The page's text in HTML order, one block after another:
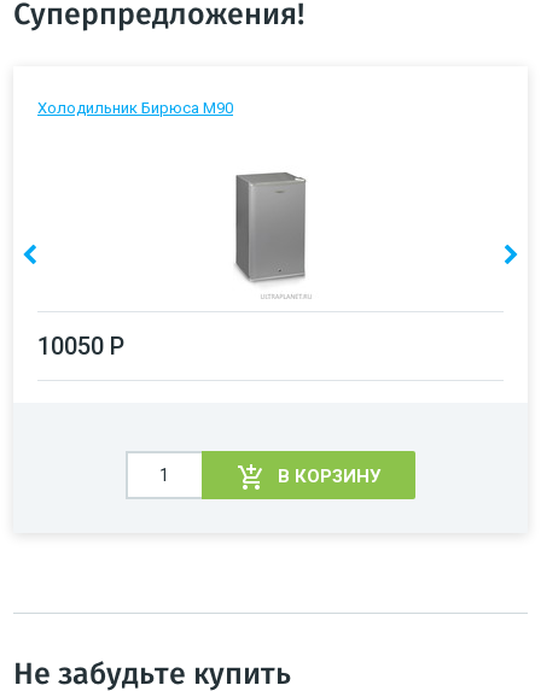
Суперпредложения!
Холодильник Бирюса М90
10050 Р
В КОРЗИНУ
Не забудьте купить